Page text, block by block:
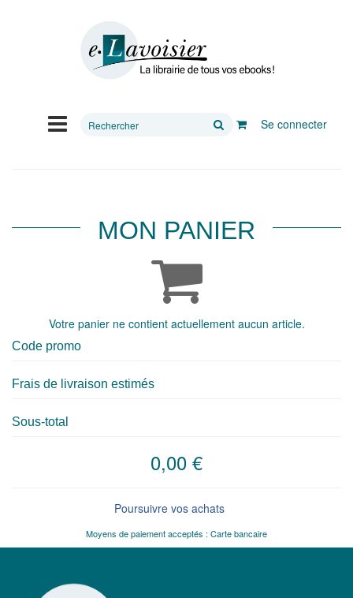
Rechercher
Se connecter
MON PANIER
Votre panier ne contient actuellement aucun article.
Code promo
Frais de livraison estimés
Sous-total
0,00 €
Poursuivre vos achats
Moyens de paiement acceptés : Carte bancaire